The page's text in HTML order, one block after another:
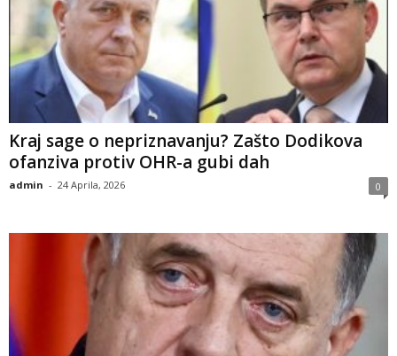
​Kraj sage o nepriznavanju? Zašto Dodikova
ofanziva protiv OHR-a gubi dah
admin - 24 Aprila, 2026 0